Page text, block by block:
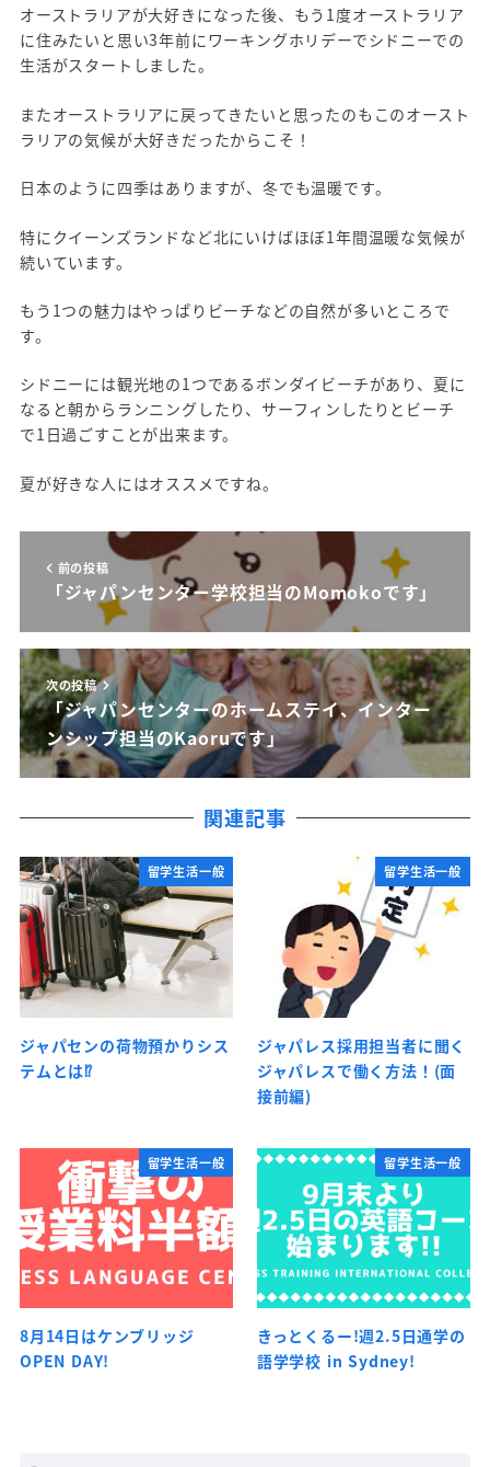
オーストラリアが大好きになった後、もう1度オーストラリア
に住みたいと思い3年前にワーキングホリデーでシドニーでの
生活がスタートしました。
またオーストラリアに戻ってきたいと思ったのもこのオースト
ラリアの気候が大好きだったからこそ！
日本のように四季はありますが、冬でも温暖です。
特にクイーンズランドなど北にいけばほぼ1年間温暖な気候が
続いています。
もう1つの魅力はやっぱりビーチなどの自然が多いところで
す。
シドニーには観光地の1つであるボンダイビーチがあり、夏に
なると朝からランニングしたり、サーフィンしたりとビーチ
で1日過ごすことが出来ます。
夏が好きな人にはオススメですね。
前の投稿
「ジャパンセンター学校担当のMomokoです」
次の投稿
「ジャパンセンターのホームステイ、インター
ンシップ担当のKaoruです」
関連記事
留学生活一般
ジャパセンの荷物預かりシス
テムとは⁉
留学生活一般
ジャパレス採用担当者に聞く
ジャパレスで働く方法！(面
接前編)
留学生活一般
8月14日はケンブリッジ
OPEN DAY!
留学生活一般
きっとくるー!週2.5日通学の
語学学校 in Sydney!